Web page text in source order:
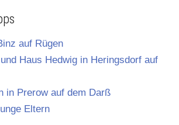
auf Rügen
Haus Hed­wig in Her­ings­dorf auf
in Pre­row auf dem Darß
Eltern